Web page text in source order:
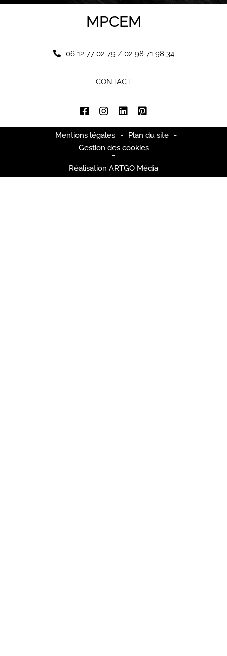
MPCEM
06 12 77 02 79/ 02 98 71 98 34
CONTACT
Mentions légales - Plan du site
-
Gestion des cookies
-
Réalisation ARTGO Média